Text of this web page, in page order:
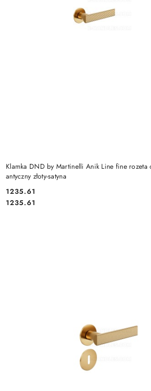
Klamka DND by Martinelli Anik Line fine rozeta
antyczny złoty-satyna
Cena:
1235.61
Cena:
1235.61